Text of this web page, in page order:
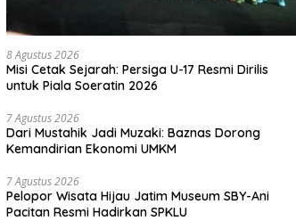
8 Agustus 2026
Misi Cetak Sejarah: Persiga U-17 Resmi Dirilis
untuk Piala Soeratin 2026
7 Agustus 2026
Dari Mustahik Jadi Muzaki: Baznas Dorong
Kemandirian Ekonomi UMKM
7 Agustus 2026
Pelopor Wisata Hijau Jatim Museum SBY-Ani
Pacitan Resmi Hadirkan SPKLU